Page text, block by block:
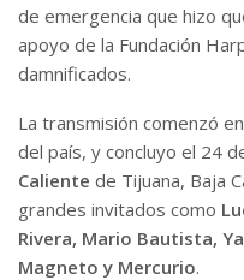
de emergencia que hizo
apoyo de la Fundación
damnificados.
La transmisión comenzó
del país, y concluyo el 24
Caliente de Tijuana, Baja
grandes invitados como
Rivera, Mario Bautista,
Magneto y Mercurio.